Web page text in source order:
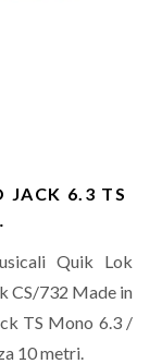
JACK 6.3 TS
Quik Lok
CS/732 Made in
TS Mono 6.3 /
10 metri.